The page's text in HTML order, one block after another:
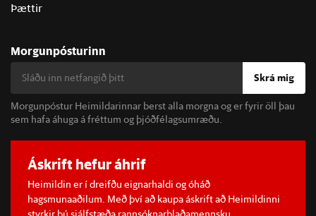
Þættir
Morgunpósturinn
Skrá mig
Morgunpóstur Heimildarinnar berst alla morgna og er fyrir öll þau
sem hafa áhuga á fréttum og þjóðfélagsumræðu.
Áskrift hefur áhrif
Heimildin er í dreifðu eignarhaldi og óháð
hagsmunaaðilum. Með því að kaupa áskrift að Heimildinni